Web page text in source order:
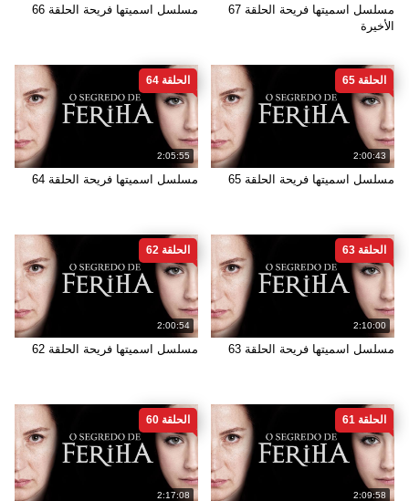
مسلسل اسميتها فريحة الحلقة 67
الأخيرة
مسلسل اسميتها فريحة الحلقة 66
2:00:43
الحلقة 65
مسلسل اسميتها فريحة الحلقة 65
2:05:55
الحلقة 64
مسلسل اسميتها فريحة الحلقة 64
2:10:00
الحلقة 63
مسلسل اسميتها فريحة الحلقة 63
2:00:54
الحلقة 62
مسلسل اسميتها فريحة الحلقة 62
2:09:58
الحلقة 61
2:17:08
الحلقة 60